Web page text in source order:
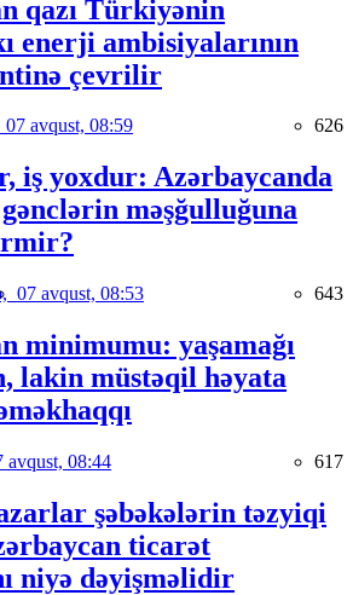
qazı Türkiyənin
enerji ambisiyalarının
çevrilir
07 avqust, 08:59 626
iş yoxdur: Azərbaycanda
məşğulluğuna
07 avqust, 08:53 643
minimumu: yaşamağı
lakin müstəqil həyata
avqust, 08:44 617
şəbəkələrin təzyiqi
ticarət
niyə dəyişməlidir